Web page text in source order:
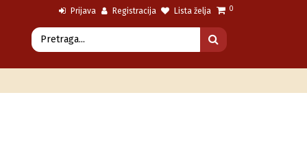
Prijava Registracija Lista želja 0